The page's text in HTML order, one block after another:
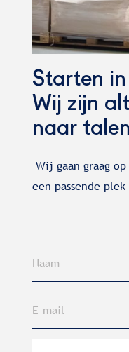
Starten
Wij zijn
naar
Wij gaan graag
een passende
E-mail